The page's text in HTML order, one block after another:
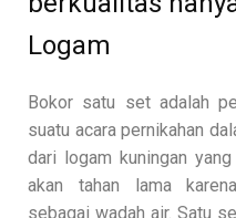
Logam
Bokor satu set adalah
suatu acara pernikahan
dari logam kuningan
akan tahan lama
sebagai wadah air. Satu